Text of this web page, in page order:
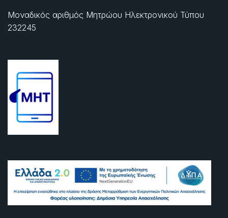
Μοναδικός αριθμός Μητρώου Ηλεκτρονικού Τύπου
232245